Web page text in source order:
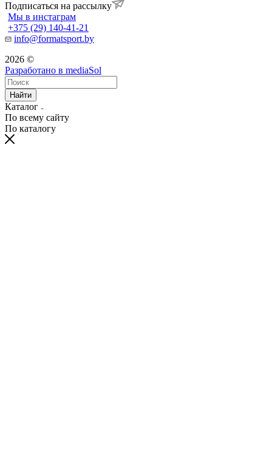
Подписаться на рассылку
Мы в инстаграм
+375 (29) 140-41-21
info@formatsport.by
2026 ©
Разработано в mediaSol
Найти
Каталог
По всему сайту
По каталогу